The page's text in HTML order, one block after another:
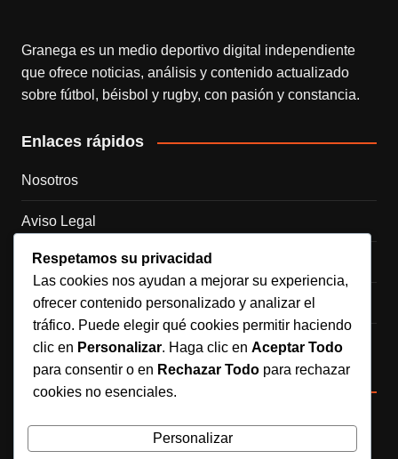
Granega es un medio deportivo digital independiente
que ofrece noticias, análisis y contenido actualizado
sobre fútbol, béisbol y rugby, con pasión y constancia.
Enlaces rápidos
Nosotros
Aviso Legal
Política de Cookies
Política de Privacidad
Contacto
Redes sociales
Síguenos en Instagram
Respetamos su privacidad
Las cookies nos ayudan a mejorar su experiencia,
ofrecer contenido personalizado y analizar el
tráfico. Puede elegir qué cookies permitir haciendo
clic en Personalizar. Haga clic en Aceptar Todo
para consentir o en Rechazar Todo para rechazar
cookies no esenciales.
Personalizar